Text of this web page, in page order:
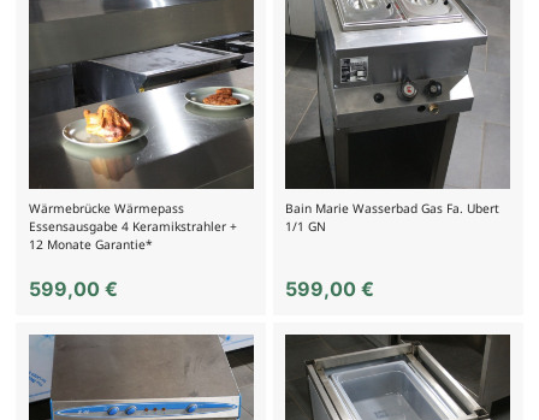
Wärmebrücke Wärmepass
Essensausgabe 4 Keramikstrahler +
12 Monate Garantie*
599,00 €
Bain Marie Wasserbad Gas Fa. Ubert
1/1 GN
599,00€